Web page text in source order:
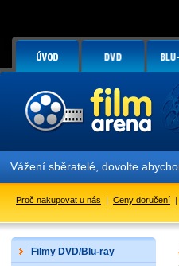
Vážení sběratelé, dovolte
Proč nakupovat u nás | Ceny doručení |
Filmy DVD/Blu-ray